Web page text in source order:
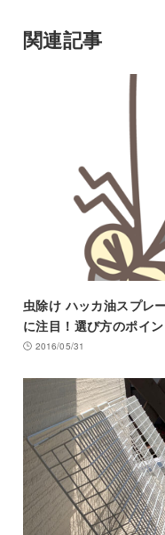
関連記事
虫除け ハッカ油スプレ
に注目！選び方のポイン
2016/05/31